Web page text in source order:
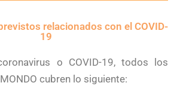
relacionados con el COVID-
19
o COVID-19, todos los
cubren lo siguiente: